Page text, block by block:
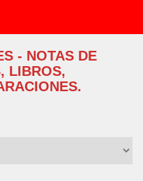
- NOTAS DE
LIBROS,